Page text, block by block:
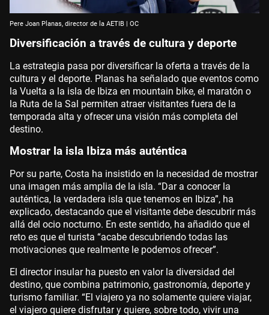
Pere Joan Planas, director de la AETIB | OC
Diversificación a través de cultura y deporte
La estrategia pasa por diversificar la oferta a través de la
cultura y el deporte. Planas ha señalado que eventos como
la Vuelta a la isla de Ibiza en mountain bike, el maratón o
la Ruta de la Sal permiten atraer visitantes fuera de la
temporada alta y ofrecer una visión más completa del
destino.
Mostrar la isla Ibiza más auténtica
Por su parte, Costa ha insistido en la necesidad de mostrar
una imagen más amplia de la isla. “Dar a conocer la
auténtica, la verdadera isla que tenemos en Ibiza”, ha
explicado, destacando que el visitante debe descubrir más
allá del ocio nocturno. En este sentido, ha añadido que el
reto es que el turista “acabe descubriendo todas las
motivaciones que realmente le podemos ofrecer”.
El director insular ha puesto en valor la diversidad del
destino, que combina patrimonio, gastronomía, deporte y
turismo familiar. “El viajero ya no solamente quiere viajar,
el viajero quiere disfrutar y quiere, sobre todo, vivir una